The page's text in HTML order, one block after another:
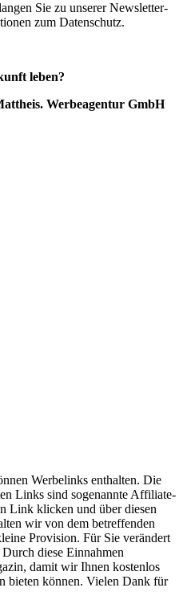
Sie zu unserer Newsletter-
zum Datenschutz.
leben?
Werbeagentur GmbH
Werbelinks enthalten. Die
Links sind sogenannte Affiliate-
Link klicken und über diesen
wir von dem betreffenden
Provision. Für Sie verändert
diese Einnahmen
damit wir Ihnen kostenlos
bieten können. Vielen Dank für